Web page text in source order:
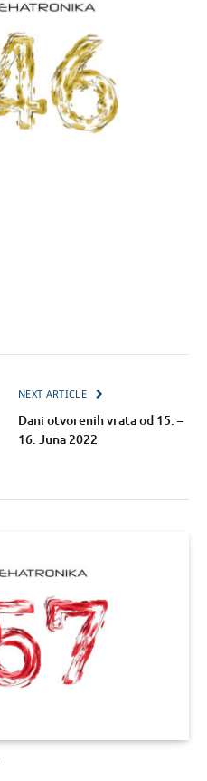
NEXT ARTICLE
Dani otvorenih vrata od 15. –
16. Juna 2022